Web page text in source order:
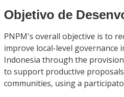
Objetivo de
PNPM's overall objective is to
improve local-level governance
Indonesia through the
to support productive
communities, using a